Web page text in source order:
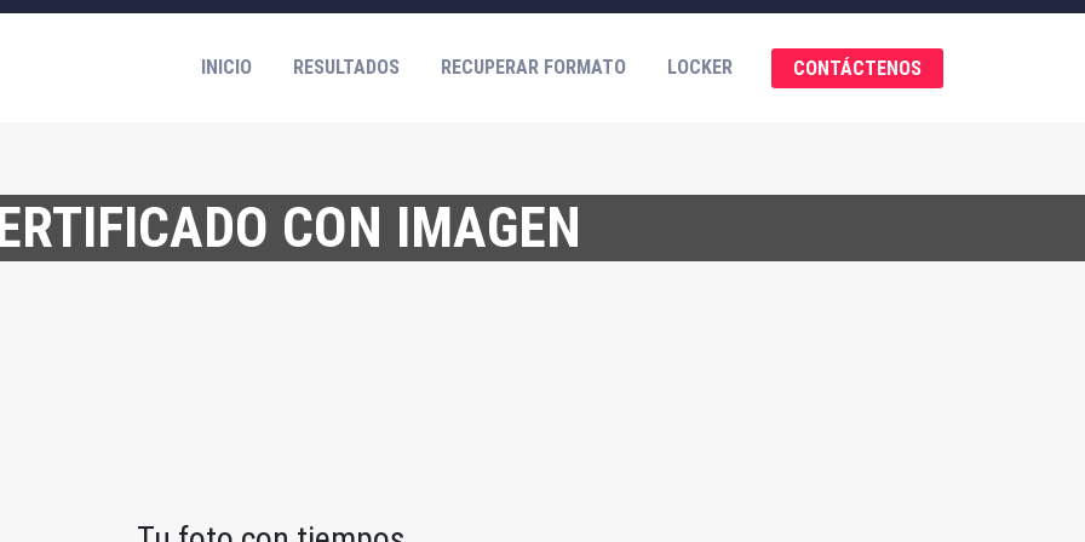
INICIO RESULTADOS RECUPERAR FORMATO LOCKER CONTÁCTENOS
CON IMAGEN